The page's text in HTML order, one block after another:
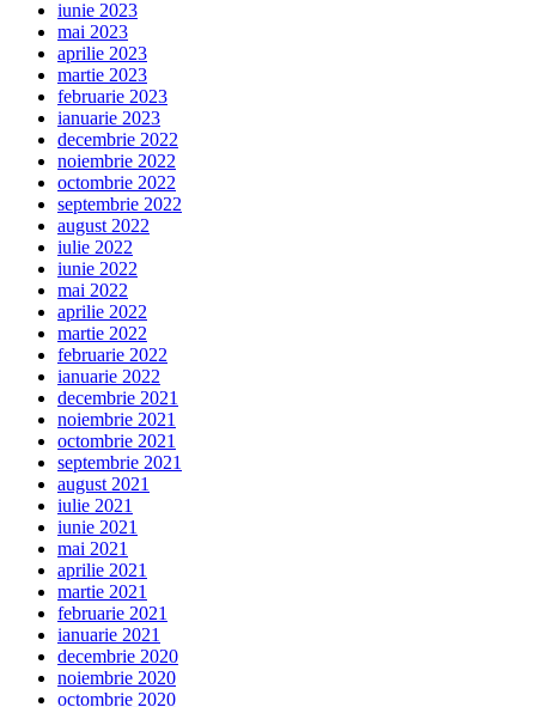
iunie 2023
mai 2023
aprilie 2023
martie 2023
februarie 2023
ianuarie 2023
decembrie 2022
noiembrie 2022
octombrie 2022
septembrie 2022
august 2022
iulie 2022
iunie 2022
mai 2022
aprilie 2022
martie 2022
februarie 2022
ianuarie 2022
decembrie 2021
noiembrie 2021
octombrie 2021
septembrie 2021
august 2021
iulie 2021
iunie 2021
mai 2021
aprilie 2021
martie 2021
februarie 2021
ianuarie 2021
decembrie 2020
noiembrie 2020
octombrie 2020